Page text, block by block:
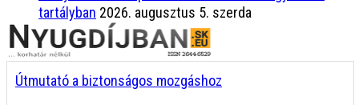
tartályban 2026. augusztus 5. szerda
Útmutató a biztonságos mozgáshoz